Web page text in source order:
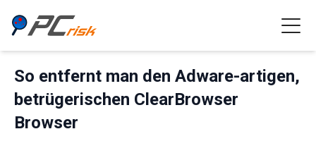
So entfernt man den Adware-artigen,
betrügerischen ClearBrowser
Browser